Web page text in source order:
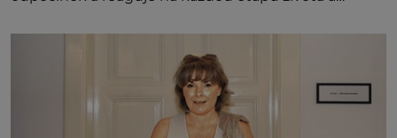
jednoduchost, měkkost a bezpečí, proto by pokoj